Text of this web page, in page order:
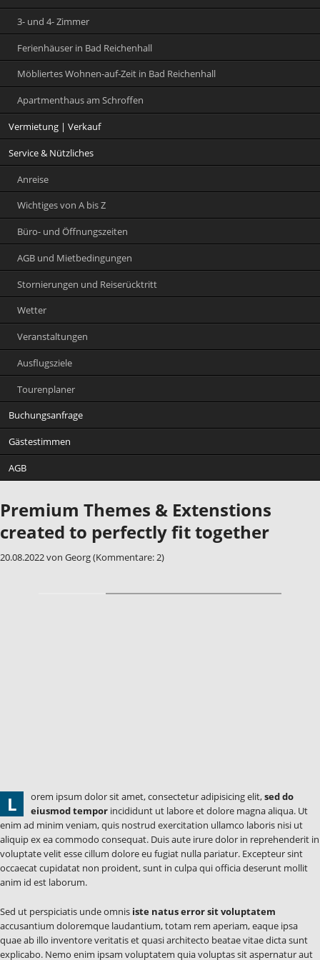
3- und 4- Zimmer
Ferienhäuser in Bad Reichenhall
Möbliertes Wohnen-auf-Zeit in Bad Reichenhall
Apartmenthaus am Schroffen
Vermietung | Verkauf
Service & Nützliches
Anreise
Wichtiges von A bis Z
Büro- und Öffnungszeiten
AGB und Mietbedingungen
Stornierungen und Reiserücktritt
Wetter
Veranstaltungen
Ausflugsziele
Tourenplaner
Buchungsanfrage
Gästestimmen
AGB
Premium Themes & Extenstions
created to perfectly fit together
20.08.2022von Georg (Kommentare: 2)
L orem ipsum dolor sit amet, consectetur adipisicing elit,sed do
eiusmod tempor incididunt ut labore et dolore magna aliqua. Ut
enim ad minim veniam, quis nostrud exercitation ullamco laboris nisi ut
aliquip ex ea commodo consequat. Duis aute irure dolor in reprehenderit in
voluptate velit esse cillum dolore eu fugiat nulla pariatur. Excepteur sint
occaecat cupidatat non proident, sunt in culpa qui officia deserunt mollit
anim id est laborum.
Sed ut perspiciatis unde omnis iste natus error sit voluptatem
accusantium doloremque laudantium, totam rem aperiam, eaque ipsa
quae ab illo inventore veritatis et quasi architecto beatae vitae dicta sunt
explicabo. Nemo enim ipsam voluptatem quia voluptas sit aspernatur aut